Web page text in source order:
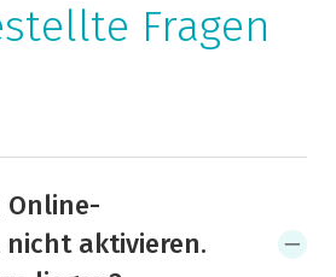
Fragen
Online-
aktivieren.